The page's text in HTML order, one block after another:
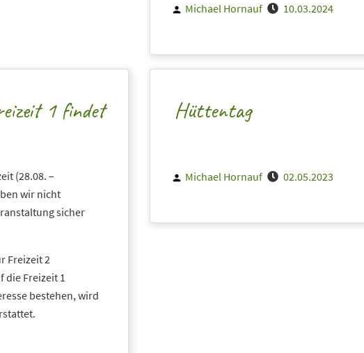
Posted
Michael Hornauf 10.03.2024
1 findet
(28.08. –
wir nicht
sicher
Freizeit 2
die Freizeit 1
bestehen, wird
Hüttentag
Posted
Michael Hornauf 02.05.2023